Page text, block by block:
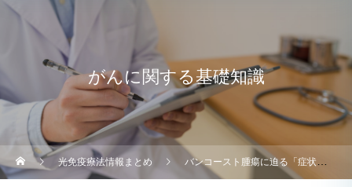
がんに関する基礎知識
光免疫療法情報まとめ バンコースト腫瘍に迫る「症状から治療までの詳細ガイド」